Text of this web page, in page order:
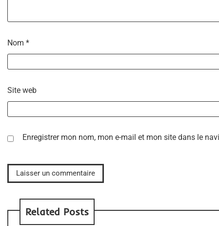
Nom *
Site web
Enregistrer mon nom, mon e-mail et mon site dans le
Related Posts